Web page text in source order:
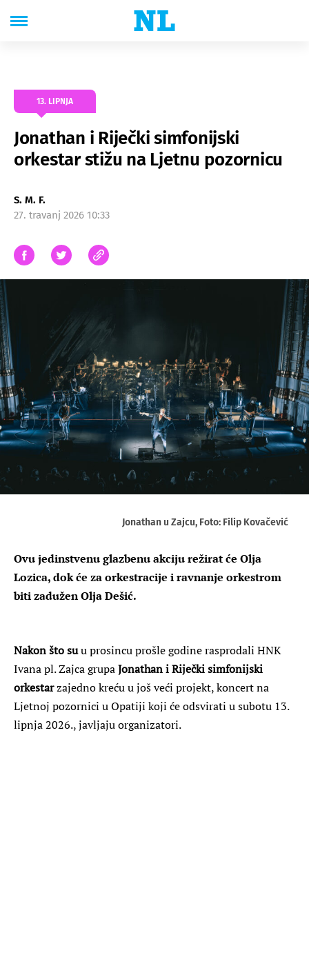
13. LIPNJA
Jonathan i Riječki simfonijski
orkestar stižu na Ljetnu pozornicu
S. M. F.
27. travanj 2026 10:33
Jonathan u Zajcu, Foto: Filip Kovačević
Ovu jedinstvenu glazbenu akciju režirat će Olja
Lozica, dok će za orkestracije i ravnanje orkestrom
biti zadužen Olja Dešić.
Nakon što suu prosincu prošle godine rasprodali HNK
Ivana pl. Zajca grupaJonathan i Riječki simfonijski
orkestarzajedno kreću u još veći projekt, koncert na
Ljetnoj pozornici u Opatiji koji će odsvirati u subotu 13.
lipnja 2026., javljaju organizatori.